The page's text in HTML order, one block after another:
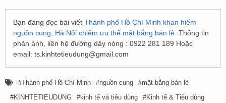
Bạn đang đọc bài viết Thành phố Hồ Chí Minh khan hiếm
nguồn cung, Hà Nội chiếm ưu thế mặt bằng bán lẻ . Thông tin
phản ánh, liên hệ đường dây nóng : 0922 281 189 Hoặc
email: ts.kinhtetieudung@gmail.com
Thành phố Hồ Chí Minh nguồn cung
mặt bằng bán lẻ
KINHTETIEUDUNG
kinh tế và tiêu dùng Kinh tế & Tiêu dùng